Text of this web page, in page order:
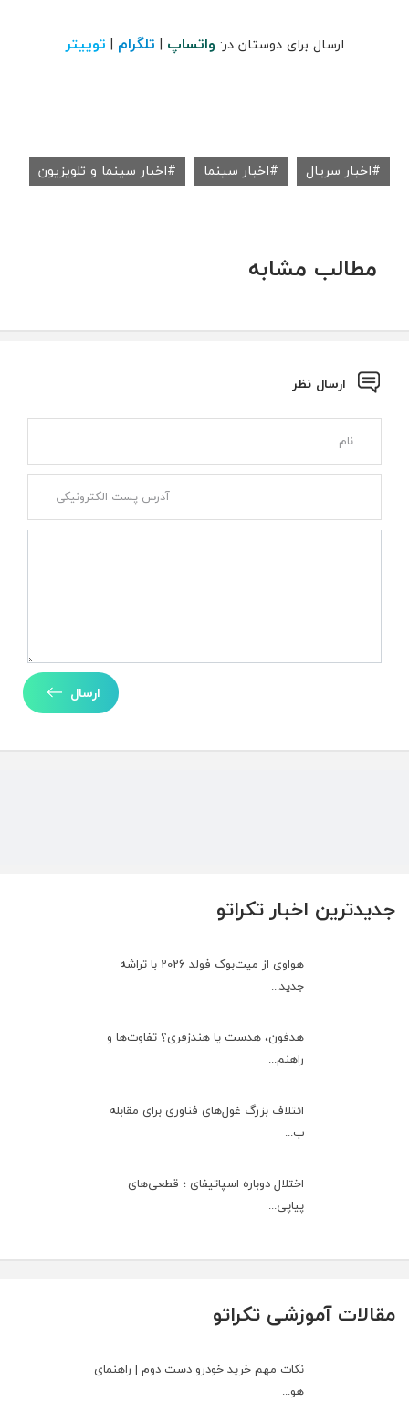
جدیدترین اخبار تکراتو
هواوی از میت‌بوک فولد 2026 با تراشه
جدید...
هدفون، هدست یا هندزفری؟ تفاوت‌ها و
راهنم...
ائتلاف بزرگ غول‌های فناوری برای مقابله
ب...
اختلال دوباره اسپاتیفای ؛ قطعی‌های
پیاپی...
ارسال برای دوستان در: واتساپ | تلگرام | توییتر
اخبار سریال اخبار سینما اخبار سینما و تلویزیون
مطالب مشابه
ارسال نظر
ارسال
مقالات آموزشی تکراتو
نکات مهم خرید خودرو دست دوم | راهنمای
هو...